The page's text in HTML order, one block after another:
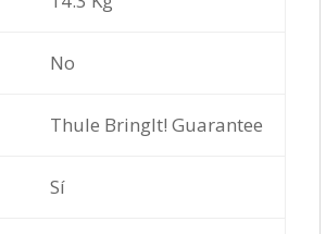
No
Thule BringIt! Guarantee
Sí